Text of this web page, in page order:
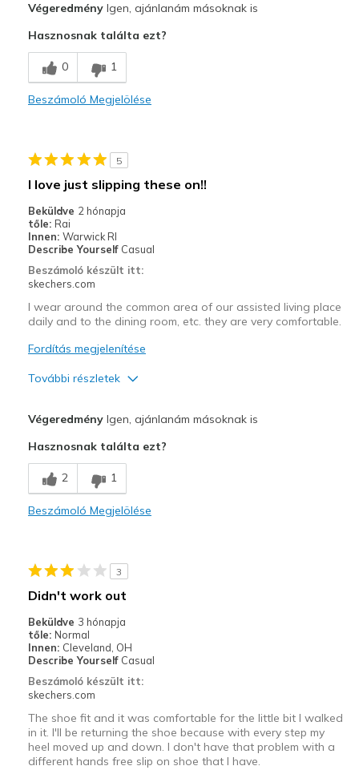
Breathe Well
Comfortable
Legjobb használat
Travel
Width
Feels true to width
Sizing
View On Shoes
Shoes are for Wearing
VégeredményIgen, ajánlanám másoknak is
Hasznosnak találta ezt?
0 1
Beszámoló Megjelölése
5
I love just slipping these on!!
Beküldve 2 hónapja
tőle: Rai
Innen: Warwick RI
Describe Yourself Casual
Beszámoló készült itt:
skechers.com
I wear around the common area of our assisted living place
daily and to the dining room, etc. they are very comfortable.
Fordítás megjelenítése
További részletek
Comfortable
Durable
View On Shoes
VégeredményIgen, ajánlanám másoknak is
Hasznosnak találta ezt?
2 1
Beszámoló Megjelölése
3
Didn't work out
Beküldve 3 hónapja
tőle: Normal
Innen: Cleveland, OH
Describe Yourself Casual
Beszámoló készült itt:
skechers.com
The shoe fit and it was comfortable for the little bit I walked
in it. I'll be returning the shoe because with every step my
heel moved up and down. I don't have that problem with a
different hands free slip on shoe that I have.